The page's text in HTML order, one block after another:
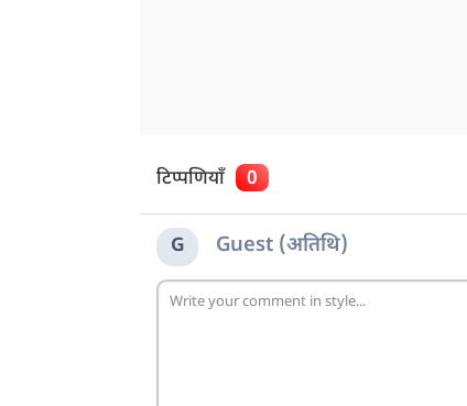
टिप्पणियाँ 0
G Guest (अतिथि)